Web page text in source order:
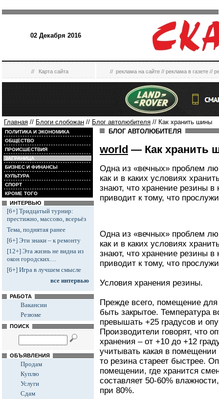
02 Декабря 2016
//Карта сайта //реклама на сайте//реклама в газете//
Главная // Блоги слобожан // Блог автолюбителя // Как хранить шины
ПОЛИТИКА И ЭКОНОМИКА
ОБЩЕСТВО
ПРОИСШЕСТВИЯ
ЗАГРАНИЦА
БИЗНЕС И ФИНАНСЫ
КУЛЬТУРА
СПОРТ
КРОМЕ ТОГО
ИНТЕРВЬЮ
[6+] Тридцатый турнир:
престижно, массово, всерьёз
Тема, поднятая ранее
[6+] Эти знаки – к ремонту
[12+] Эта жизнь не видна из
окон городских…
[6+] Игра в лучшем смысле
все интервью
РАБОТА
Вакансии
Резюме
ПОИСК
ОБЪЯВЛЕНИЯ
Продам
Куплю
Услуги
Сдам
БЛОГ АВТОЛЮБИТЕЛЯ
world — Как хранить
Одна из «вечных» проблем
как и в каких условиях
знают, что хранение резины
приводит к тому, что
Одна из «вечных» проблем
как и в каких условиях
знают, что хранение резины
приводит к тому, что
Условия хранения резины.
Прежде всего, помещение
быть закрытое. Температура
превышать +25 градусов и
Производители говорят, что
хранения – от +10 до +12
учитывать какая в
то резина стареет быстрее.
помещении, где хранится
составляет 50-60%
при 80%.